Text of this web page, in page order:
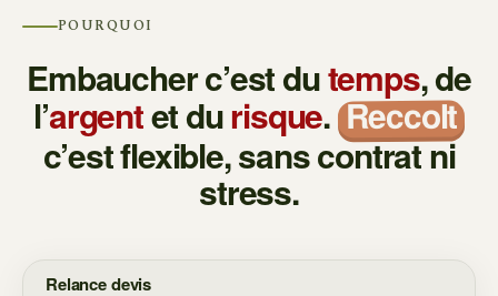
POURQUOI
Embaucher c’est du temps, de
l’argentet du risque. Reccolt
c’est flexible, sans contrat ni
stress.
Relance devis